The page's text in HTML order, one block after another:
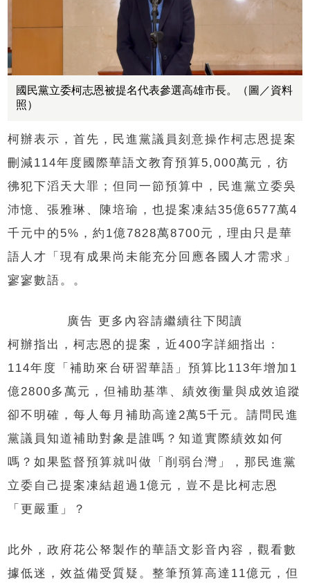
國民黨立委柯志恩被提名代表參選高雄市長。（圖／資料
照）
柯辦表示，首先，民進黨議員刻意操作柯志恩提案
刪減114年度國際華語文教育預算5,000萬元，彷
彿犯下滔天大罪；但同一節預算中，民進黨立委吳
沛憶、張雅琳、陳培瑜，也提案凍結35億6577萬4
千元中的5%，約1億7828萬8700元，理由只是華
語人才「現有成果尚未能充分回應各國人才需求」
寥寥數語。。
廣告 更多內容請繼續往下閱讀
柯辦指出，柯志恩的提案，近400字詳細指出：
114年度「補助來台研習華語」預算比113年增加1
億2800多萬元，但補助基準、績效衡量與成效追蹤
卻不明確，每人每月補助高達2萬5千元。請問民進
黨議員知道補助對象是誰嗎？知道實際績效如何
嗎？如果監督預算就叫做「削弱台灣」，那民進黨
立委自己提案凍結超過1億元，豈不是比柯志恩
「更嚴重」？
此外，政府花公帑製作的華語文影音內容，觀看數
據低迷，效益備受質疑。整筆預算高達11億元，但